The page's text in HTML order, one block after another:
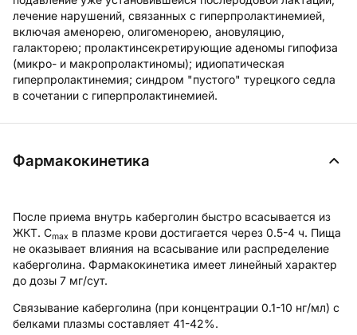
лечение нарушений, связанных с гиперпролактинемией,
включая аменорею, олигоменорею, ановуляцию,
галакторею; пролактинсекретирующие аденомы гипофиза
(микро- и макропролактиномы); идиопатическая
гиперпролактинемия; синдром "пустого" турецкого седла
в сочетании с гиперпролактинемией.
Фармакокинетика
После приема внутрь каберголин быстро всасывается из
ЖКТ. Cmax в плазме крови достигается через 0.5-4 ч. Пища
не оказывает влияния на всасывание или распределение
каберголина. Фармакокинетика имеет линейный характер
до дозы 7 мг/сут.
Связывание каберголина (при концентрации 0.1-10 нг/мл) с
белками плазмы составляет 41-42%.